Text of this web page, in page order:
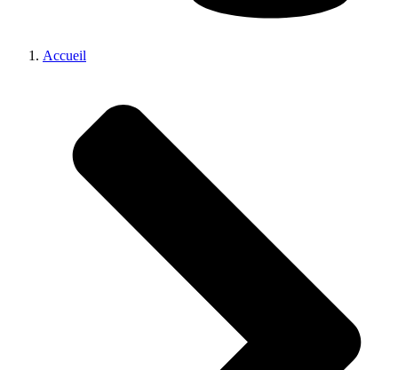
Accueil